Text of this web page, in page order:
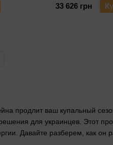
продлит ваш купальный
для украинцев. Этот
Давайте разберем, как он
33 626 грн